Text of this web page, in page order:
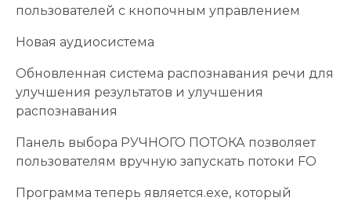
пользователей с кнопочным управлением
Новая аудиосистема
Обновленная система распознавания речи для
улучшения результатов и улучшения
распознавания
Панель выбора РУЧНОГО ПОТОКА позволяет
пользователям вручную запускать потоки FO
Программа теперь является.exe, который